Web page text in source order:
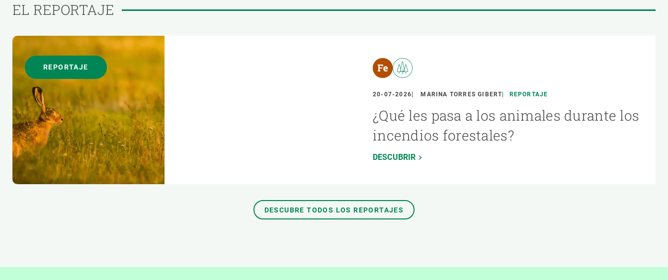
EL REPORTAJE
REPORTAJE
20-07-2026 MARINA TORRES GIBERT REPORTAJE
¿Qué les pasa a los animales durante los
incendios forestales?
DESCUBRIR
DESCUBRE TODOS LOS REPORTAJES